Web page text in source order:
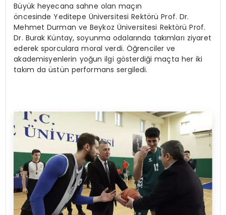
Büyük heyecana sahne olan maçın
öncesinde Yeditepe Üniversitesi Rektörü Prof. Dr.
Mehmet Durman ve Beykoz Üniversitesi Rektörü Prof.
Dr. Burak Küntay, soyunma odalarında takımları ziyaret
ederek sporculara moral verdi. Öğrenciler ve
akademisyenlerin yoğun ilgi gösterdiği maçta her iki
takım da üstün performans sergiledi.